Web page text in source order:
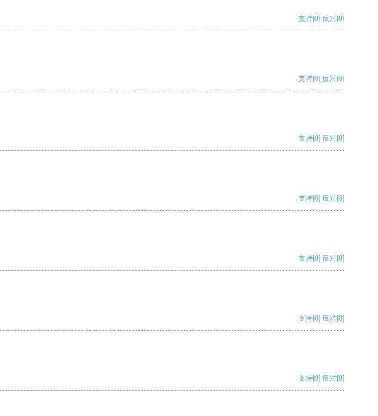
支持[0] 反对[0]
支持[0] 反对[0]
支持[0] 反对[0]
支持[0] 反对[0]
支持[0] 反对[0]
支持[0] 反对[0]
支持[0] 反对[0]